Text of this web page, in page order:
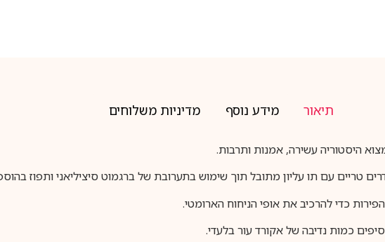
תיאור מידע נוסף מדיניות משלוחים
היסטוריה עשירה, אמנות ותרבות.
טריים עם תו עליון מתובל תוך שימוש בתערובת של ברגמוט סיציליאני ותפוז
כדי להרכיב את אופי הניחוח הארומטי.
כמות נדיבה של אקורד עור בלעדי.